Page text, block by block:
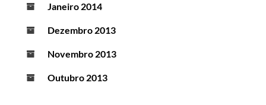
Janeiro 2014
Dezembro 2013
Novembro 2013
Outubro 2013